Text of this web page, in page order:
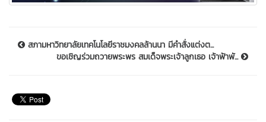
สภามหาวิทยาลัยเทคโนโลยีราชมงคลล้านนา มีคำสั่งแต่งต...
ขอ​เชิญร่วมถวายพระพร สมเด็จพระเจ้าลูกเธอ เจ้าฟ้าพั...